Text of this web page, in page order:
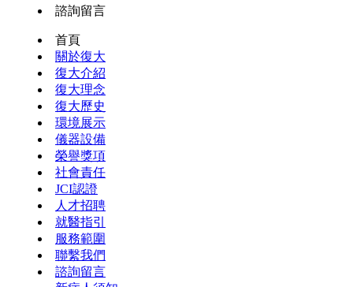
諮詢留言
首頁
關於復大
復大介紹
復大理念
復大歷史
環境展示
儀器設備
榮譽獎項
社會責任
JCI認證
人才招聘
就醫指引
服務範圍
聯繫我們
諮詢留言